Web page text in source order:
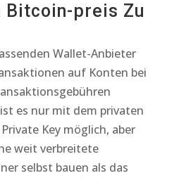
Bitcoin-preis Zu
Wallet-Anbieter
auf Konten bei
es nur mit dem privaten
Key möglich, aber
weit verbreitete
selbst bauen als das